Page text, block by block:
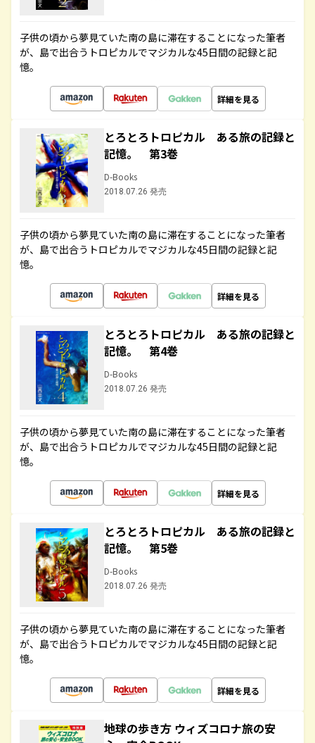
子供の頃から夢見ていた南の島に滞在することになった筆者
が、島で出合うトロピカルでマジカルな45日間の記録と記
憶。
詳細を見る
とろとろトロピカル ある旅の記録と
記憶。 第3巻
D-Books
2018.07.26 発売
子供の頃から夢見ていた南の島に滞在することになった筆者
が、島で出合うトロピカルでマジカルな45日間の記録と記
憶。
詳細を見る
とろとろトロピカル ある旅の記録と
記憶。 第4巻
D-Books
2018.07.26 発売
子供の頃から夢見ていた南の島に滞在することになった筆者
が、島で出合うトロピカルでマジカルな45日間の記録と記
憶。
詳細を見る
とろとろトロピカル ある旅の記録と
記憶。 第5巻
D-Books
2018.07.26 発売
子供の頃から夢見ていた南の島に滞在することになった筆者
が、島で出合うトロピカルでマジカルな45日間の記録と記
憶。
詳細を見る
地球の歩き方 ウィズコロナ旅の安